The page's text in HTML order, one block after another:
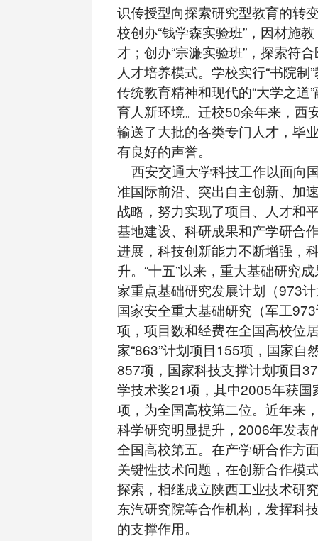
识传授型向探索研究型教育的转
校创办“钱学森实验班”，因材施
才；创办“宗濂实验班”，探索符
人才培养模式。学校实行“书院制
传统教育精神和现代的“大学之道
育人新环境。迁校50余年来，西
输送了大批的各类专门人才，毕
有良好的声誉。
西安交通大学科技工作以面向
准国际前沿、突出自主创新、加
战略，努力实现了项目、人才和
基地建设、科研成果和产学研合
进展，科技创新能力不断增强，
升。“十五”以来，重大基础研究
家重点基础研究发展计划（973
国家安全重大基础研究（军工
项，项目数和经费在全国高校位
家“863”计划项目155项，国家自
857项，国家科技支撑计划项目
学技术奖21项，其中2005年获国
项，为全国高校第二位。近年来
科学研究明显提升，2006年发表
全国高校第五。在产学研合作方
关键性技术问题，在创新合作模
探索，相继成立陕西工业技术研
东汽研究院等合作机构，发挥科
的支撑作用。